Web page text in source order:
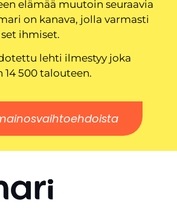
elämää muutoin seuraavia
on kanava, jolla varmasti
ihmiset.
lehti ilmestyy joka
500 talouteen.